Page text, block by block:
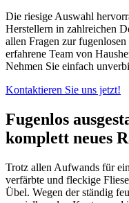
Die riesige Auswahl
Herstellern in zahlreichen
allen Fragen zur
erfahrene Team von
Nehmen Sie einfach
Kontaktieren Sie uns jetzt!
Fugenlos
komplett neues
Trotz allen Aufwands für
verfärbte und fleckige
Übel. Wegen der ständig